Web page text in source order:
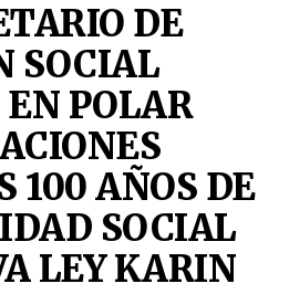
DE
SOCIAL
POLAR
100 AÑOS DE
SOCIAL
LEY KARIN